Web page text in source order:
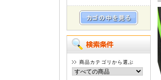
商品カテゴリから選ぶ